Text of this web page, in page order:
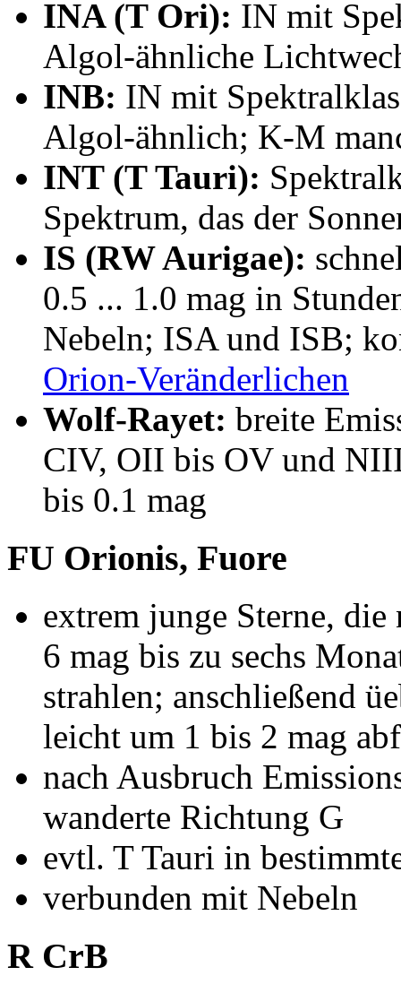
INA (T Ori): IN mit
Algol-ähnliche
INB: IN mit
Algol-ähnlich; K-M
INT (T Tauri):
Spektrum, das der
IS (RW Aurigae):
0.5 ... 1.0 mag in
Nebeln; ISA und ISB;
Orion-Veränderlichen
Wolf-Rayet: breite
CIV, OII bis OV und
bis 0.1 mag
FU Orionis, Fuore
extrem junge Sterne,
6 mag bis zu sechs
strahlen; anschließend
leicht um 1 bis 2 mag
nach Ausbruch
wanderte Richtung G
evtl. T Tauri in
verbunden mit Nebeln
R CrB